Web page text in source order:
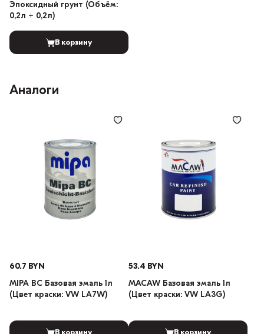
Эпоксидный грунт (Объём:
0,2л + 0,2л)
В корзину
Аналоги
60.7 BYN
MIPA BC Базовая эмаль 1л
(Цвет краски: VW LA7W)
В корзину
53.4 BYN
MACAW Базовая эмаль 1л
(Цвет краски: VW LA3G)
В корзину